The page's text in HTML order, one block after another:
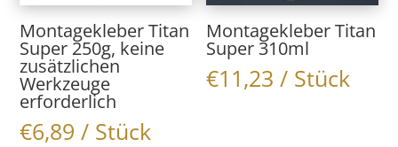
Montagekleber Titan
Super 250g, keine
zusätzlichen
Werkzeuge
erforderlich
€6,89 / Stück
Montagekleber Titan
Super 310ml
€11,23 / Stück